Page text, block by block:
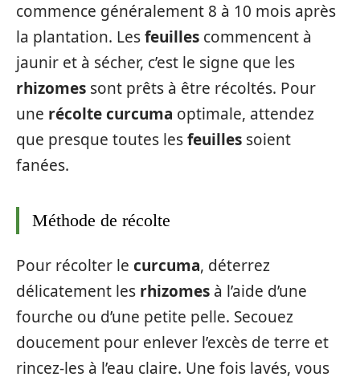
commence généralement 8 à 10 mois après
la plantation. Lesfeuilles commencent à
jaunir et à sécher, c’est le signe que les
rhizomes sont prêts à être récoltés. Pour
une récolte curcuma optimale, attendez
que presque toutes lesfeuilles soient
fanées.
Méthode de récolte
Pour récolter le curcuma, déterrez
délicatement les rhizomes à l’aide d’une
fourche ou d’une petite pelle. Secouez
doucement pour enlever l’excès de terre et
rincez-les à l’eau claire. Une fois lavés, vous